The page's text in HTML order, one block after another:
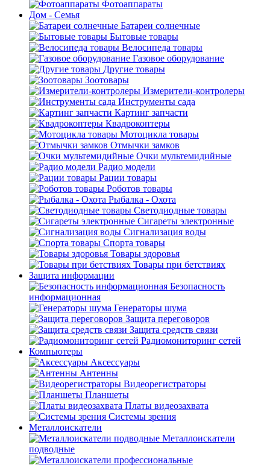
Фотоаппараты
Дом - Семья
Батареи солнечные
Бытовые товары
Велосипеда товары
Газовое оборудование
Другие товары
Зоотовары
Измерители-контролеры
Инструменты сада
Картинг запчасти
Квадрокоптеры
Мотоцикла товары
Отмычки замков
Очки мультемидийные
Радио модели
Рации товары
Роботов товары
Рыбалка - Охота
Светодиодные товары
Сигареты электронные
Сигнализация воды
Спорта товары
Товары здоровья
Товары при бетствиях
Защита информации
Безопасность
информационная
Генераторы шума
Защита переговоров
Защита средств связи
Радиомониторинг сетей
Компьютеры
Аксессуары
Антенны
Видеорегистраторы
Планшеты
Платы видеозахвата
Системы зрения
Металлоискатели
Металлоискатели
подводные